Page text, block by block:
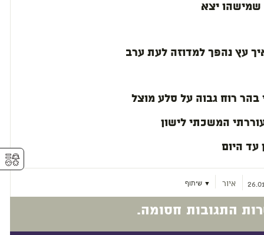
שמישהו יצא
עץ נהפך למדוזה לעת ערב
בהר רוח גבוה על סלע מוצל
המשכתי לישון
עד היום
איור ▼ שיתוף
התגובות חסומה.
⚥︎